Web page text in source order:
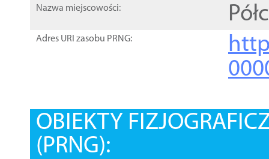
Nazwa miejscowości:
Adres URI zasobu PRNG:
OBIEKTY
(PRNG):